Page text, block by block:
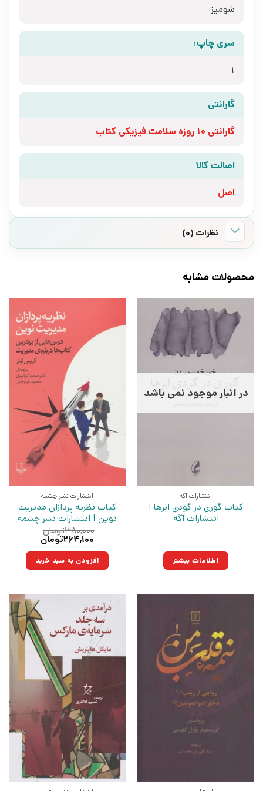
شومیز
سری چاپ:
1
گارانتی
گارانتی 10 روزه سلامت فیزیکی کتاب
اصالت کالا
اصل
نظرات (0)
محصولات مشابه
در انبار موجود نمی باشد
انتشارات آگه
کتاب گوری در گودی ابرها |
انتشارات آگه
اطلاعات بیشتر
انتشارات نشر چشمه
کتاب نظریه پردازان مدیریت
نوین | انتشارات نشر چشمه
۳۸۰,۰۰۰تومان
قیمت
۳۸۰,۰۰۰تومان
بود.
۲۶۴,۱۰۰تومان
۲۶۴,۱۰۰تومان.افزودن به سبد خرید